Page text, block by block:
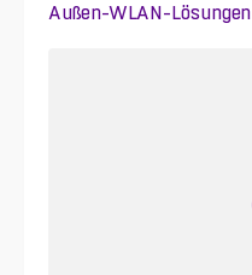
Außen-WLAN-Lösungen